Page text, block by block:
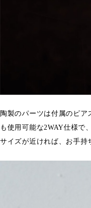
陶製のパーツは付属のピ
も使用可能な2WAY仕様で
サイズが近ければ、お手持